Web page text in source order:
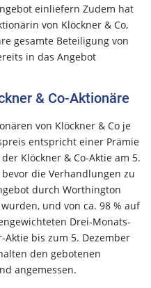
einliefern Zudem hat
von Klöckner & Co,
gesamte Beteiligung von
in das Angebot
& Co-Aktionäre
von Klöckner & Co je
entspricht einer Prämie
Klöckner & Co-Aktie am 5.
die Verhandlungen zu
durch Worthington
und von ca. 98 % auf
Drei-Monats-
bis zum 5. Dezember
den gebotenen
angemessen.